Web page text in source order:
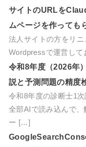
サイトのURLを
ムページを作っても
法人サイトの方をリ
Wordpressで運営し
令和8年度（2026年
説と予測問題の精度
令和8年度の診断士1
全部AIで読み込んで、
ー […]